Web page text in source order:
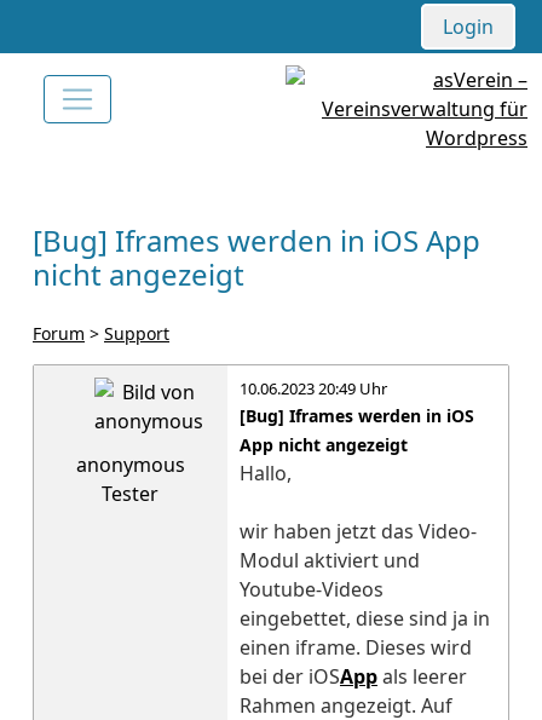
Login
[Bug] Iframes werden in iOS App
nicht angezeigt
Forum > Support
anonymous
Tester
10.06.2023 20:49 Uhr
[Bug] Iframes werden in iOS
App nicht angezeigt
Hallo,
wir haben jetzt das Video-
Modul aktiviert und
Youtube-Videos
eingebettet, diese sind ja in
einen iframe. Dieses wird
bei der iOSAppals leerer
Rahmen angezeigt. Auf